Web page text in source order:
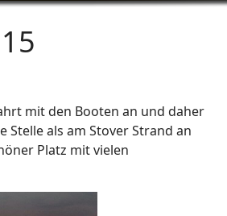
mit den Booten an und daher
Stelle als am Stover Strand an
Platz mit vielen